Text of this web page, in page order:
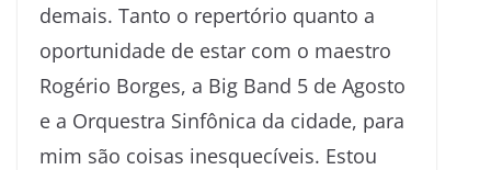
demais. Tanto o repertório quanto a
oportunidade de estar com o maestro
Rogério Borges, a Big Band 5 de Agosto
e a Orquestra Sinfônica da cidade, para
mim são coisas inesquecíveis. Estou